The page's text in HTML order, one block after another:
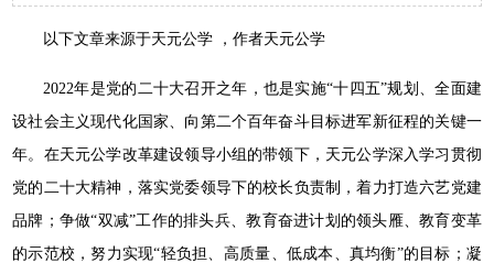
以下文章来源于天元公学 ，作者天元公学
2022年是党的二十大召开之年，也是实施“十四五”规划、全面建
设社会主义现代化国家、向第二个百年奋斗目标进军新征程的关键一
年。在天元公学改革建设领导小组的带领下，天元公学深入学习贯彻
党的二十大精神，落实党委领导下的校长负责制，着力打造六艺党建
品牌；争做“双减”工作的排头兵、教育奋进计划的领头雁、教育变革
的示范校，努力实现“轻负担、高质量、低成本、真均衡”的目标；凝